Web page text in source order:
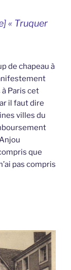
« Truquer
de chapeau à
à Paris cet
il faut dire
villes du
que
pas compris